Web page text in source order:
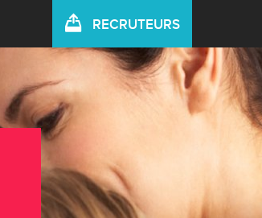
RECRUTEURS